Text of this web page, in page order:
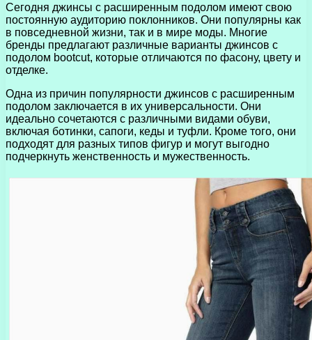
Сегодня джинсы с расширенным подолом имеют свою
постоянную аудиторию поклонников. Они популярны как
в повседневной жизни, так и в мире моды. Многие
бренды предлагают различные варианты джинсов с
подолом bootcut, которые отличаются по фасону, цвету и
отделке.
Одна из причин популярности джинсов с расширенным
подолом заключается в их универсальности. Они
идеально сочетаются с различными видами обуви,
включая ботинки, сапоги, кеды и туфли. Кроме того, они
подходят для разных типов фигур и могут выгодно
подчеркнуть женственность и мужественность.